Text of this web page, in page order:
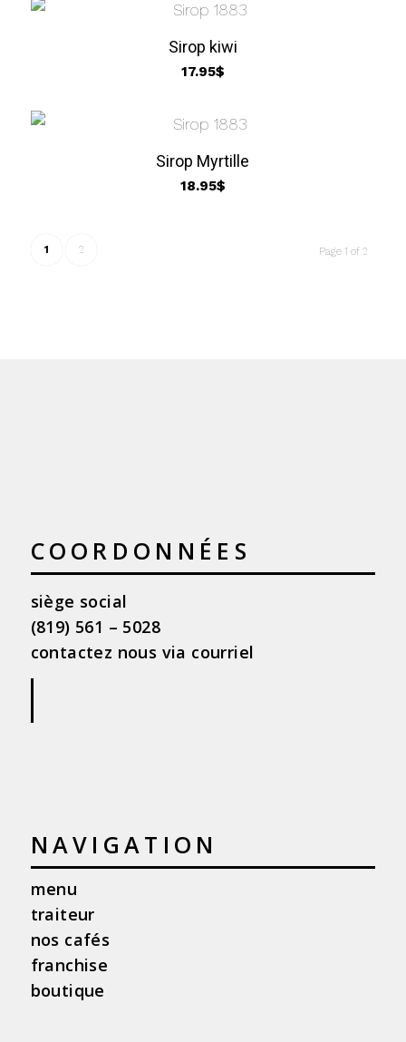
Sirop kiwi
17.95$
Sirop Myrtille
18.95$
Page 1 of 2
1 2
COORDONNÉES
siège social
(819) 561 – 5028
contactez nous via courriel
NAVIGATION
menu
traiteur
nos cafés
franchise
boutique